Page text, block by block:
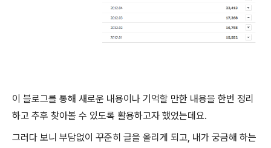
이 블로그를 통해 새로운 내용이나 기억할 만한 내용을 한번 정리
하고 추후 찾아볼 수 있도록 활용하고자 했었는데요.
그러다 보니 부담없이 꾸준히 글을 올리게 되고, 내가 궁금해 하는